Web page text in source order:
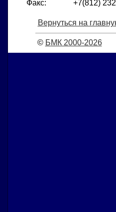
Факс: +7(812)
Вернуться на
© БМК 2000-2026